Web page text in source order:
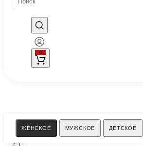
0
ЖЕНСКОЕ МУЖСКОЕ ДЕТСКОЕ
Поиск